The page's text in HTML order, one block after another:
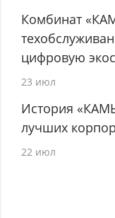
Комбинат
цифровую
23 июл
История
лучших
22 июл